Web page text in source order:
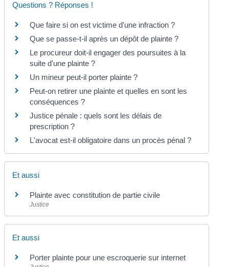
Questions ? Réponses !
Que faire si on est victime d'une infraction ?
Que se passe-t-il après un dépôt de plainte ?
Le procureur doit-il engager des poursuites à la
suite d'une plainte ?
Un mineur peut-il porter plainte ?
Peut-on retirer une plainte et quelles en sont les
conséquences ?
Justice pénale : quels sont les délais de
prescription ?
L'avocat est-il obligatoire dans un procès pénal ?
Et aussi
Plainte avec constitution de partie civile
Justice
Et aussi
Porter plainte pour une escroquerie sur internet